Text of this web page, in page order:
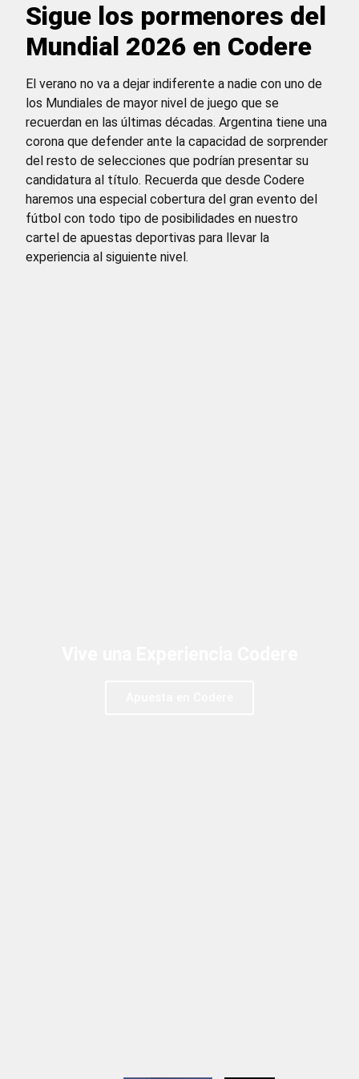
Sigue los pormenores del
Mundial 2026 en Codere
El verano no va a dejar indiferente a nadie con uno de
los Mundiales de mayor nivel de juego que se
recuerdan en las últimas décadas. Argentina tiene una
corona que defender ante la capacidad de sorprender
del resto de selecciones que podrían presentar su
candidatura al título. Recuerda que desde Codere
haremos una especial cobertura del gran evento del
fútbol con todo tipo de posibilidades en nuestro
cartel de apuestas deportivas para llevar la
experiencia al siguiente nivel.